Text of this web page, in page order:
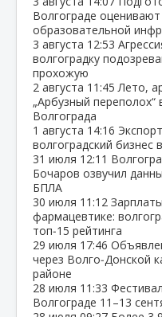
Волгограде
образовательной
3 августа 12:53
волгоградку
прохожую
2 августа 11:45 Лето,
„Арбузный
Волгограда
1 августа 14:16
волгоградский
31 июля 12:11
Бочаров озвучил
БПЛА
30 июля 11:12
фармацевтике:
топ‑15 рейтинга
29 июля 17:46
через Волго‑Донской
районе
28 июля 11:33
Волгограде 11–13